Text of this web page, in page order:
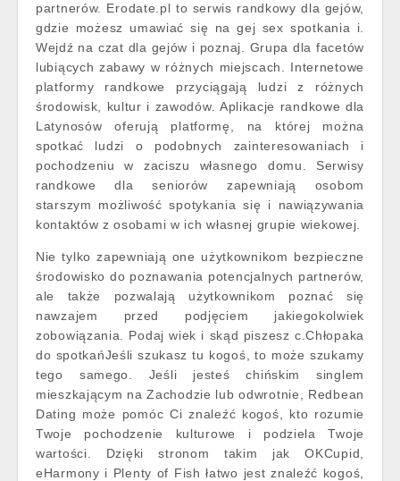
partnerów. Erodate.pl to serwis randkowy dla gejów,
gdzie możesz umawiać się na gej sex spotkania i.
Wejdź na czat dla gejów i poznaj. Grupa dla facetów
lubiących zabawy w różnych miejscach. Internetowe
platformy randkowe przyciągają ludzi z różnych
środowisk, kultur i zawodów. Aplikacje randkowe dla
Latynosów oferują platformę, na której można
spotkać ludzi o podobnych zainteresowaniach i
pochodzeniu w zaciszu własnego domu. Serwisy
randkowe dla seniorów zapewniają osobom
starszym możliwość spotykania się i nawiązywania
kontaktów z osobami w ich własnej grupie wiekowej.
Nie tylko zapewniają one użytkownikom bezpieczne
środowisko do poznawania potencjalnych partnerów,
ale także pozwalają użytkownikom poznać się
nawzajem przed podjęciem jakiegokolwiek
zobowiązania. Podaj wiek i skąd piszesz c.Chłopaka
do spotkańJeśli szukasz tu kogoś, to może szukamy
tego samego. Jeśli jesteś chińskim singlem
mieszkającym na Zachodzie lub odwrotnie, Redbean
Dating może pomóc Ci znaleźć kogoś, kto rozumie
Twoje pochodzenie kulturowe i podziela Twoje
wartości. Dzięki stronom takim jak OKCupid,
eHarmony i Plenty of Fish łatwo jest znaleźć kogoś,